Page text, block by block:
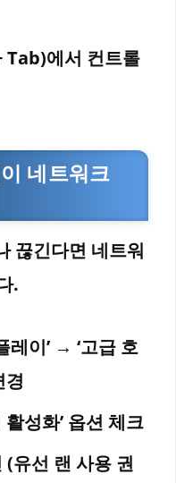
에서 컨트롤
네트워크
끊긴다면 네트워
.
레이’ → ‘고급 호
경
성화’ 옵션 체크
유선 랜 사용 권